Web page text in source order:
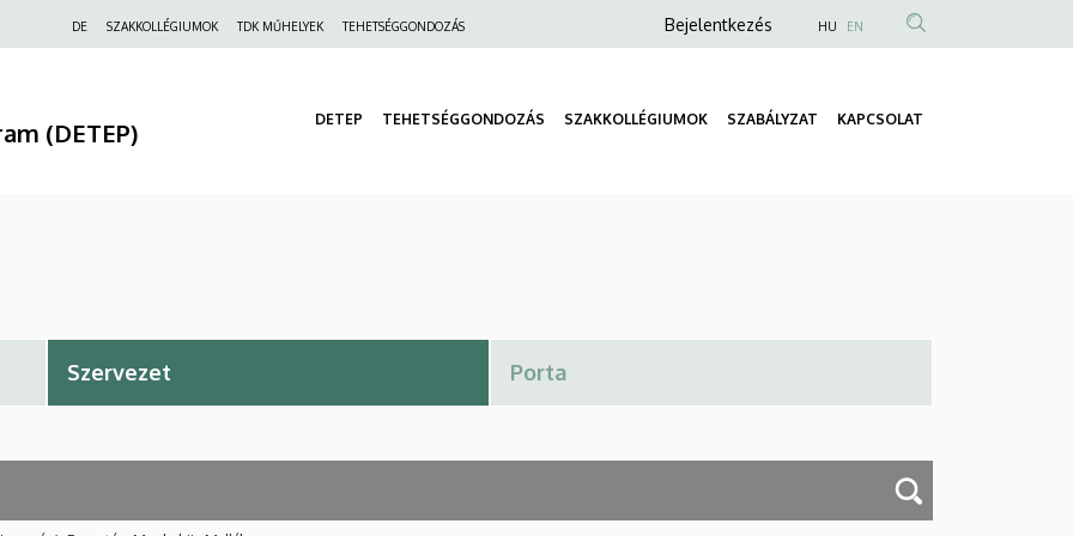
Felső
DE SZAKKOLLÉGIUMOK TDK MŰHELYEK TEHETSÉGGONDOZÁS
Anonim
menüje
Bejelentkezés HU EN
(DETEP) DETEP TEHETSÉGGONDOZÁS SZAKKOLLÉGIUMOK SZABÁLYZAT KAPCSOLAT